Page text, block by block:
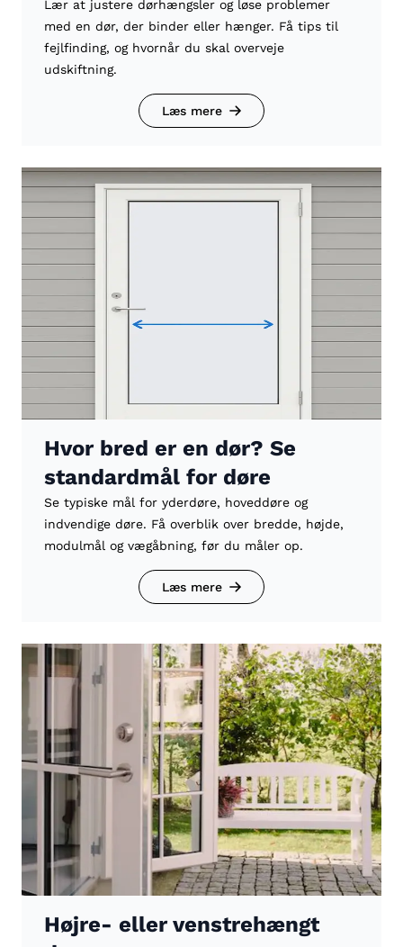
Lær at justere dørhængsler og løse problemer
med en dør, der binder eller hænger. Få tips til
fejlfinding, og hvornår du skal overveje
udskiftning.
Læs mere
Hvor bred er en dør? Se
standardmål for døre
Se typiske mål for yderdøre, hoveddøre og
indvendige døre. Få overblik over bredde, højde,
modulmål og vægåbning, før du måler op.
Læs mere
Højre- eller venstrehængt